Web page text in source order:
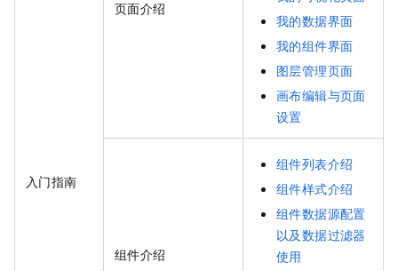
入门指南
页面介绍
我的数据界面
我的组件界面
图层管理页面
画布编辑与页面
设置
组件介绍
组件列表介绍
组件样式介绍
组件数据源配置
以及数据过滤器
使用